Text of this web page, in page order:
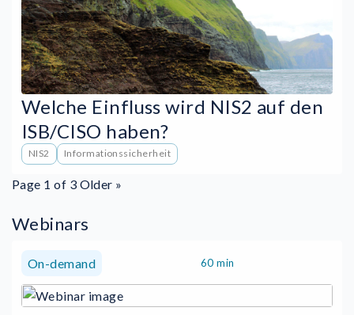
Welche Einfluss wird NIS2 auf den
ISB/CISO haben?
NIS2 Informationssicherheit
Page 1 of 3 Older »
Webinars
On-demand 60 min